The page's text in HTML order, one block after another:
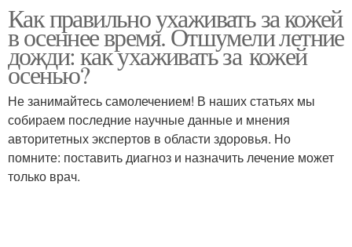
Как правильно ухаживать за кожей
в осеннее время. Отшумели летние
дожди: как ухаживать за кожей
осенью?
Не занимайтесь самолечением! В наших статьях мы
собираем последние научные данные и мнения
авторитетных экспертов в области здоровья. Но
помните: поставить диагноз и назначить лечение может
только врач.